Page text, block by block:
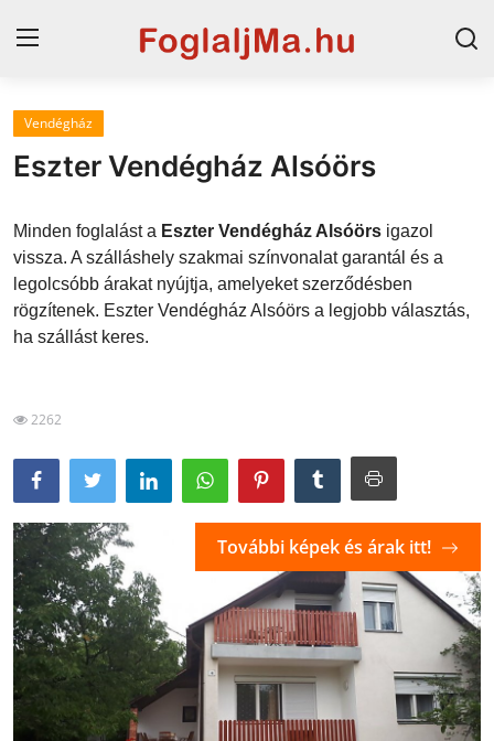
Magyarország
Szállások a Balatonon
Horvátország
Blog
Vendégház
Eszter Vendégház Alsóörs
Minden foglalást a Eszter Vendégház Alsóörs igazol
vissza. A szálláshely szakmai színvonalat garantál és a
legolcsóbb árakat nyújtja, amelyeket szerződésben
rögzítenek. Eszter Vendégház Alsóörs a legjobb választás,
ha szállást keres.
2262
További képek és árak itt!